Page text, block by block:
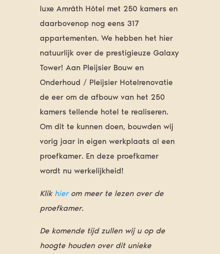
luxe Amrâth Hôtel met 250 kamers en
daarbovenop nog eens 317
appartementen. We hebben het hier
natuurlijk over de prestigieuze Galaxy
Tower! Aan Pleijsier Bouw en
Onderhoud / Pleijsier Hotelrenovatie
de eer om de afbouw van het 250
kamers tellende hotel te realiseren.
Om dit te kunnen doen, bouwden wij
vorig jaar in eigen werkplaats al een
proefkamer. En deze proefkamer
wordt nu werkelijkheid!
Klik hier om meer te lezen over de
proefkamer.
De komende tijd zullen wij u op de
hoogte houden over dit unieke